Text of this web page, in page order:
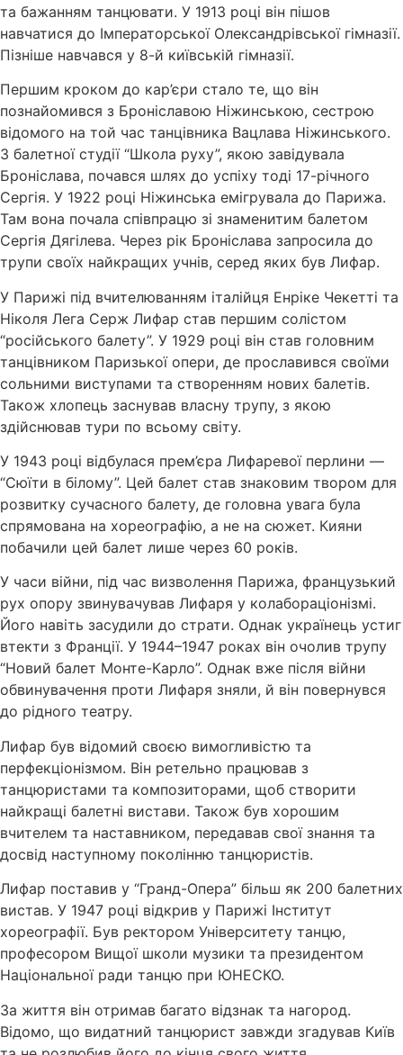
та бажанням танцювати. У 1913 році він пішов
навчатися до Імператорської Олександрівської гімназії.
Пізніше навчався у 8-й київській гімназії.
Першим кроком до кар’єри стало те, що він
познайомився з Броніславою Ніжинською, сестрою
відомого на той час танцівника Вацлава Ніжинського.
З балетної студії “Школа руху”, якою завідувала
Броніслава, почався шлях до успіху тоді 17-річного
Сергія. У 1922 році Ніжинська емігрувала до Парижа.
Там вона почала співпрацю зі знаменитим балетом
Сергія Дягілева. Через рік Броніслава запросила до
трупи своїх найкращих учнів, серед яких був Лифар.
У Парижі під вчителюванням італійця Енріке Чекетті та
Ніколя Лега Серж Лифар став першим солістом
“російського балету”. У 1929 році він став головним
танцівником Паризької опери, де прославився своїми
сольними виступами та створенням нових балетів.
Також хлопець заснував власну трупу, з якою
здійснював тури по всьому світу.
У 1943 році відбулася прем’єра Лифаревої перлини —
“Сюїти в білому”. Цей балет став знаковим твором для
розвитку сучасного балету, де головна увага була
спрямована на хореографію, а не на сюжет. Кияни
побачили цей балет лише через 60 років.
У часи війни, під час визволення Парижа, французький
рух опору звинувачував Лифаря у колабораціонізмі.
Його навіть засудили до страти. Однак українець устиг
втекти з Франції. У 1944–1947 роках він очолив трупу
“Новий балет Монте-Карло”. Однак вже після війни
обвинувачення проти Лифаря зняли, й він повернувся
до рідного театру.
Лифар був відомий своєю вимогливістю та
перфекціонізмом. Він ретельно працював з
танцюристами та композиторами, щоб створити
найкращі балетні вистави. Також був хорошим
вчителем та наставником, передавав свої знання та
досвід наступному поколінню танцюристів.
Лифар поставив у “Гранд-Опера” більш як 200 балетних
вистав. У 1947 році відкрив у Парижі Інститут
хореографії. Був ректором Університету танцю,
професором Вищої школи музики та президентом
Національної ради танцю при ЮНЕСКО.
За життя він отримав багато відзнак та нагород.
Відомо, що видатний танцюрист завжди згадував Київ